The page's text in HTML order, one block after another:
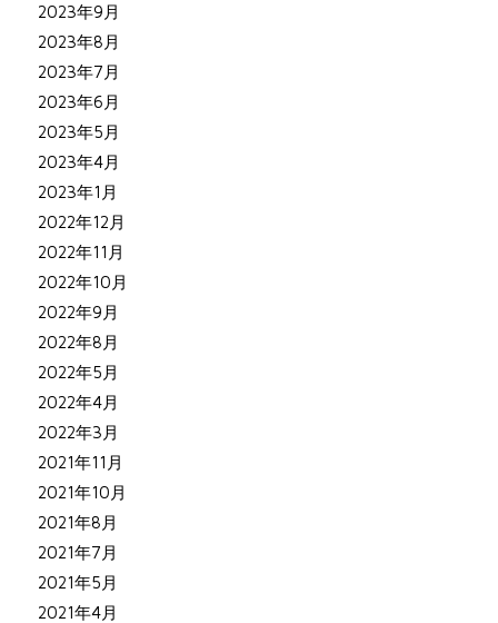
2023年9月
2023年8月
2023年7月
2023年6月
2023年5月
2023年4月
2023年1月
2022年12月
2022年11月
2022年10月
2022年9月
2022年8月
2022年5月
2022年4月
2022年3月
2021年11月
2021年10月
2021年8月
2021年7月
2021年5月
2021年4月